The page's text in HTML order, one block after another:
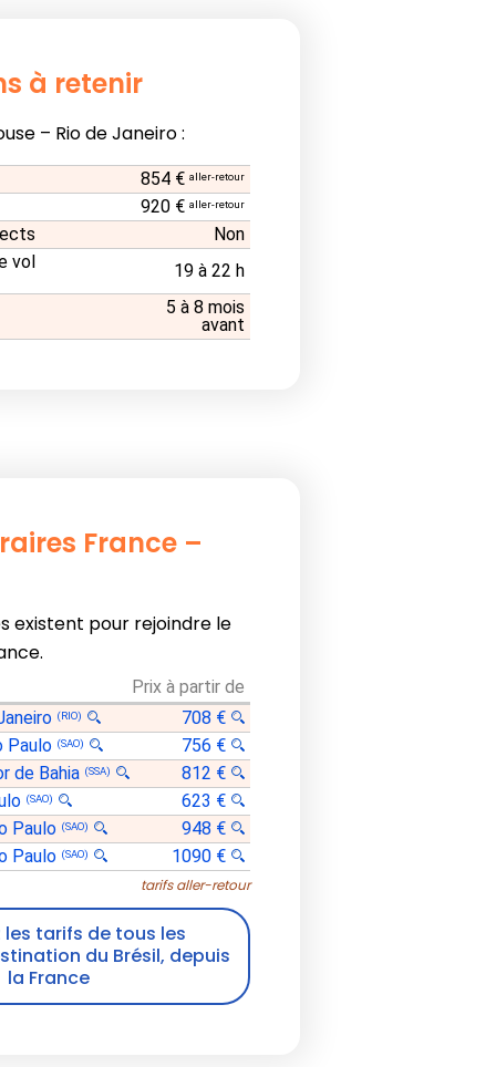
à retenir
– Rio de Janeiro :
854 € aller-retour
920 € aller-retour
Non
vol
19 à 22 h
5 à 8 mois
avant
France –
existent pour rejoindre le
Prix à partir de
(RIO)
708 €
Paulo (SAO)
756 €
de Bahia (SSA)
812 €
(SAO)
623 €
Paulo (SAO)
948 €
Paulo (SAO) 1090 €
tarifs aller-retour
les tarifs de tous les
du Brésil, depuis
la France